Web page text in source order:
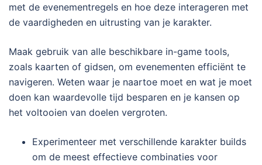
met de evenementregels en hoe deze interageren met
de vaardigheden en uitrusting van je karakter.
Maak gebruik van alle beschikbare in-game tools,
zoals kaarten of gidsen, om evenementen efficiënt te
navigeren. Weten waar je naartoe moet en wat je moet
doen kan waardevolle tijd besparen en je kansen op
het voltooien van doelen vergroten.
Experimenteer met verschillende karakter builds
om de meest effectieve combinaties voor